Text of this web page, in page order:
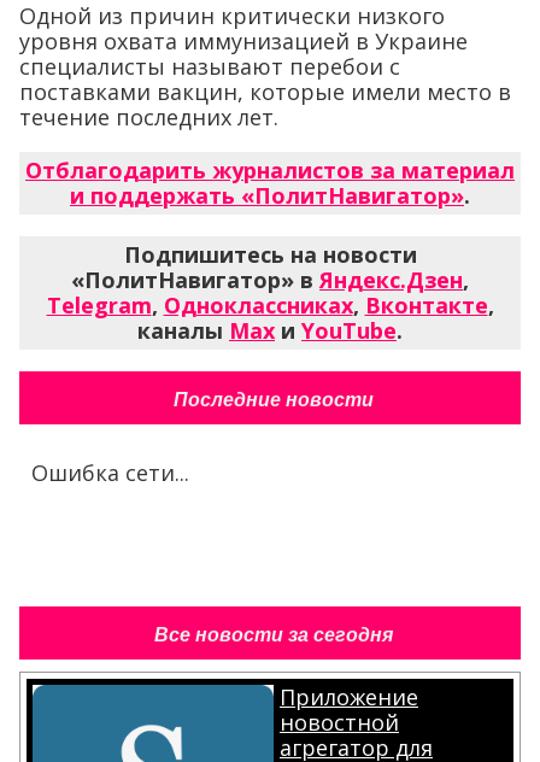
Одной из причин критически низкого
уровня охвата иммунизацией в Украине
специалисты называют перебои с
поставками вакцин, которые имели место в
течение последних лет.
Отблагодарить журналистов за материал
и поддержать «ПолитНавигатор».
Подпишитесь на новости
«ПолитНавигатор» вЯндекс.Дзен,
Telegram, Одноклассниках, Вконтакте,
каналы Max и YouTube.
Последние новости
Ошибка сети...
Все новости за сегодня
Приложение
новостной
агрегатор для